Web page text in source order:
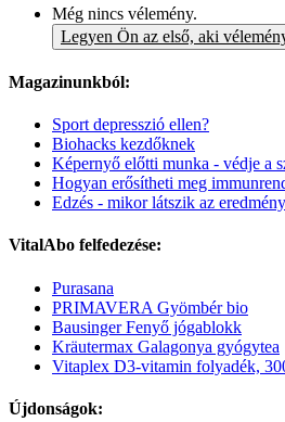
Még nincs vélemény.
Legyen Ön az első, aki
Magazinunkból:
Sport depresszió ellen?
Biohacks kezdőknek
Képernyő előtti munka - védje a
Hogyan erősítheti meg
Edzés - mikor látszik az
VitalAbo felfedezése:
Purasana
PRIMAVERA Gyömbér bio
Bausinger Fenyő jógablokk
Kräutermax Galagonya gyógytea
Vitaplex D3-vitamin folyadék,
Újdonságok: